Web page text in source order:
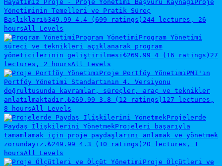
Hayatımız Proje - Proje Yönetimi Başvuru Kaynağı Proje
Yönetiminin Temelleri ve Pratik Süreç
Başlıkları ₺349.99 4.4 (699 ratings) 244 lectures, 26
hoursAll Levels
Program Yönetimi Program Yönetimi
süreci ve teknikleri açıklanarak program
yöneticilerinin geliştirilmesi ₺269.99 4 (16 ratings) 27
lectures, 2 hoursAll Levels
Proje Portföy Yönetimi PMI'ın
Portföy Yönetimi Standartının 4. Versiyonu
doğrultusunda kavramlar, süreçler, araç ve teknikler
anlatılmaktadır. ₺269.99 3.8 (12 ratings) 127 lectures,
8 hoursAll Levels
Projelerde
Paydaş İlişkilerini YönetmekProjeleri başarıyla
tamamlamak için proje paydaşlarını anlamak ve yönetmek
zorundayız. ₺249.99 4.3 (10 ratings) 20 lectures, 1
hoursAll Levels
Proje Ölçütleri ve